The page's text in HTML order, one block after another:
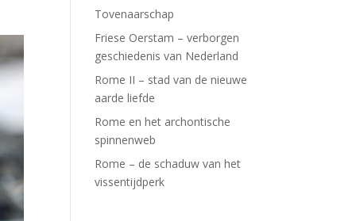
Tovenaarschap
Friese Oerstam – verborgen
geschiedenis van Nederland
Rome II – stad van de nieuwe
aarde liefde
Rome en het archontische
spinnenweb
Rome – de schaduw van het
vissentijdperk